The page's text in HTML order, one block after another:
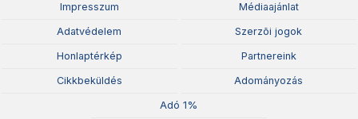
Impresszum Médiaajánlat
Adatvédelem Szerzõi jogok
Honlaptérkép Partnereink
Cikkbeküldés Adományozás
Adó 1%